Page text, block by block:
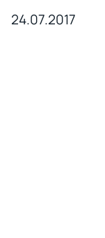
24.07.2017